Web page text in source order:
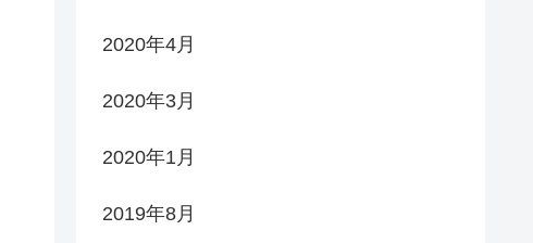
2020年4月
2020年3月
2020年1月
2019年8月